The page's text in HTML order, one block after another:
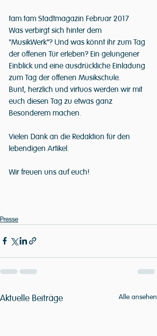
tam.tam Stadtmagazin Februar 2017
Was verbirgt sich hinter dem
"MusikWerk"? Und was könnt ihr zum Tag
der offenen Tür erleben? Ein gelungener
Einblick und eine ausdrückliche Einladung
zum Tag der offenen Musikschule.
Bunt, herzlich und virtuos werden wir mit
euch diesen Tag zu etwas ganz
Besonderem machen.
Vielen Dank an die Redaktion für den
lebendigen Artikel.
Wir freuen uns auf euch!
Presse
Aktuelle Beiträge Alle ansehen